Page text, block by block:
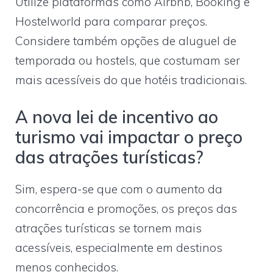
Hostelworld para comparar preços.
Considere também opções de aluguel de
temporada ou hostels, que costumam ser
mais acessíveis do que hotéis tradicionais.
A nova lei de incentivo ao
turismo vai impactar o preço
das atrações turísticas?
Sim, espera-se que com o aumento da
concorrência e promoções, os preços das
atrações turísticas se tornem mais
acessíveis, especialmente em destinos
menos conhecidos.